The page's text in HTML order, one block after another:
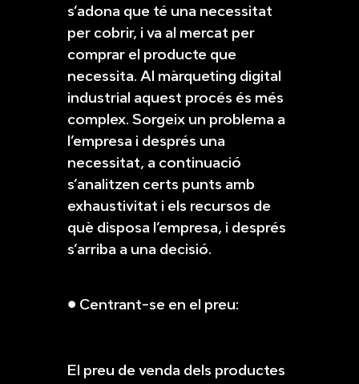
s’adona que té una necessitat
per cobrir, i va al mercat per
comprar el producte que
necessita. Al màrqueting digital
industrial aquest procés és més
complex. Sorgeix un problema a
l’empresa i després una
necessitat, a continuació
s’analitzen certs punts amb
exhaustivitat i els recursos de
què disposa l’empresa, i després
s’arriba a una decisió.
● Centrant-se en el preu:
El preu de venda dels productes